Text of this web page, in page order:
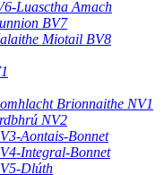
Luasctha Amach
BV7
Miotail BV8
Brionnaithe NV1
NV2
Aontais-Bonnet
Integral-Bonnet
Dlúth